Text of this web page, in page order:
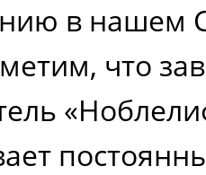
в нашем
что